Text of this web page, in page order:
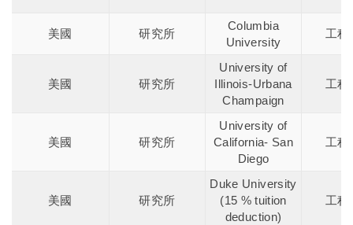
美國 研究所
Columbia
University
工程
美國 研究所
University of
Illinois-Urbana
Champaign
工程
美國 研究所
University of
California- San
Diego
工程
美國 研究所
Duke University
(15 % tuition
deduction)
工程